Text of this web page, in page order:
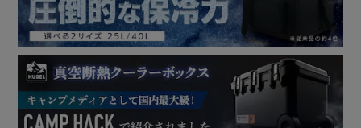
冷蔵庫の仕組みを応用することで、外気の影響を受けにく
く、中の冷気も外に漏れにくい構造に。
アウトドアに最適な真空断熱クーラーボックスを開発。
◆真空断熱パネルを使用
冷蔵庫にも使用している真空断熱パネルを6面全てに採用。
真空断熱パネルと発泡ウレタンの2つの機能を掛け合わせる